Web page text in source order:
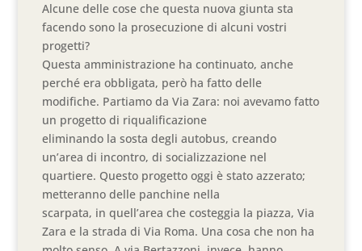
Alcune delle cose che questa nuova giunta sta
facendo sono la prosecuzione di alcuni vostri
progetti?
Questa amministrazione ha continuato, anche
perché era obbligata, però ha fatto delle
modifiche. Partiamo da Via Zara: noi avevamo fatto
un progetto di riqualificazione
eliminando la sosta degli autobus, creando
un’area di incontro, di socializzazione nel
quartiere. Questo progetto oggi è stato azzerato;
metteranno delle panchine nella
scarpata, in quell’area che costeggia la piazza, Via
Zara e la strada di Via Roma. Una cosa che non ha